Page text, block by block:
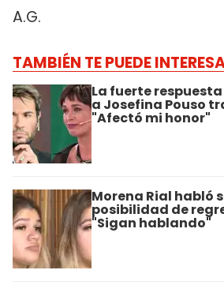
A.G.
TAMBIÉN TE PUEDE
La fuerte
a Josefina Pouso
"Afectó mi honor"
Morena Rial habló
posibilidad de
"Sigan hablando"